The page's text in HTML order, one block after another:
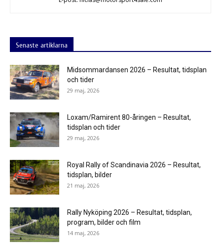
Senaste artiklarna
Midsommardansen 2026 – Resultat, tidsplan
och tider
29 maj, 2026
Loxam/Ramirent 80-åringen – Resultat,
tidsplan och tider
29 maj, 2026
Royal Rally of Scandinavia 2026 – Resultat,
tidsplan, bilder
21 maj, 2026
Rally Nyköping 2026 – Resultat, tidsplan,
program, bilder och film
14 maj, 2026